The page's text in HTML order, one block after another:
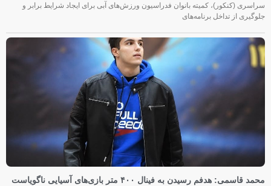
سراسری (کنکور)، کمیته بانوان فدراسیون ورزش‌های آبی برای ایجاد شرایط برابر و
جلوگیری از تداخل برنامه‌های
محمد قاسمی: هدفم رسیدن به فینال ۴۰۰ متر بازی‌های آسیایی ناگویاست